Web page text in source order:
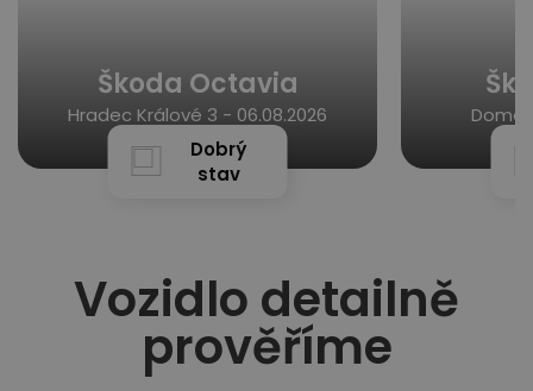
Škoda Octavia
Hradec Králové 3 - 06.08.2026
Dobrý
stav
Vozidlo detailně
prověříme